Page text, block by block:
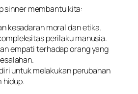
sinner membantu kita:
kesadaran moral dan etika.
perilaku manusia.
empati terhadap orang yang
untuk melakukan perubahan
hidup.